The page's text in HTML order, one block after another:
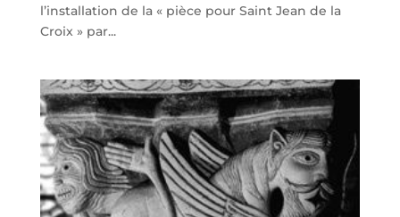
l’installation de la « pièce pour Saint Jean de la
Croix » par...